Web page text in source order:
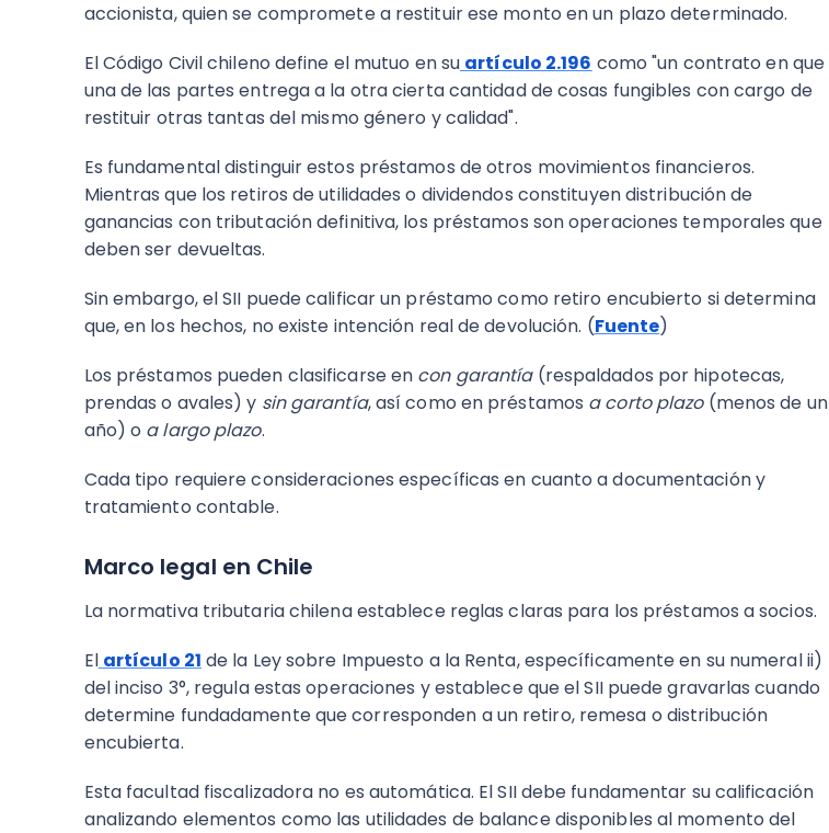
accionista, quien se compromete a restituir ese monto en un plazo determinado.
El Código Civil chileno define el mutuo en su artículo 2.196 como "un contrato en que
una de las partes entrega a la otra cierta cantidad de cosas fungibles con cargo de
restituir otras tantas del mismo género y calidad".​
Es fundamental distinguir estos préstamos de otros movimientos financieros.
Mientras que los retiros de utilidades o dividendos constituyen distribución de
ganancias con tributación definitiva, los préstamos son operaciones temporales que
deben ser devueltas.
Sin embargo, el SII puede calificar un préstamo como retiro encubierto si determina
que, en los hechos, no existe intención real de devolución. (Fuente)
Los préstamos pueden clasificarse en con garantía(respaldados por hipotecas,
prendas o avales) y sin garantía, así como en préstamos a corto plazo(menos de un
año) o a largo plazo.
Cada tipo requiere consideraciones específicas en cuanto a documentación y
tratamiento contable.
Marco legal en Chile
La normativa tributaria chilena establece reglas claras para los préstamos a socios.
El artículo 21 de la Ley sobre Impuesto a la Renta, específicamente en su numeral ii)
del inciso 3°, regula estas operaciones y establece que el SII puede gravarlas cuando
determine fundadamente que corresponden a un retiro, remesa o distribución
encubierta.​
Esta facultad fiscalizadora no es automática. El SII debe fundamentar su calificación
analizando elementos como las utilidades de balance disponibles al momento del